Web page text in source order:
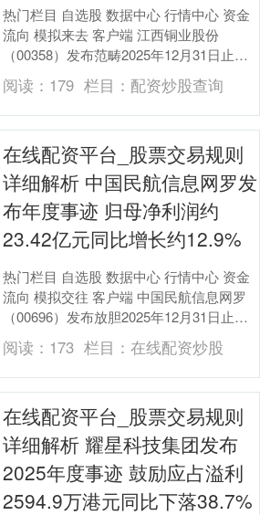
热门栏目 自选股 数据中心 行情中心 资金
流向 模拟来去 客户端 江西铜业股份
（00358）发布范畴2025年12月31日止财
政年度全年功绩在线配资平台_股票交....
阅读： 179 栏目： 配资炒股查询
在线配资平台_股票交易规则
详细解析 中国民航信息网罗发
布年度事迹 归母净利润约
23.42亿元同比增长约12.9%
热门栏目 自选股 数据中心 行情中心 资金
流向 模拟交往 客户端 中国民航信息网罗
（00696）发布放胆2025年12月31日止财
政年度全年岁迹，集团总收入约为....
阅读： 173 栏目： 在线配资炒股
在线配资平台_股票交易规则
详细解析 耀星科技集团发布
2025年度事迹 鼓励应占溢利
2594.9万港元同比下落38.7%